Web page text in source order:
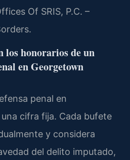
Of SRIS, P.C. –
los honorarios de un
en Georgetown
penal en
cifra fija. Cada bufete
y considera
del delito imputado,